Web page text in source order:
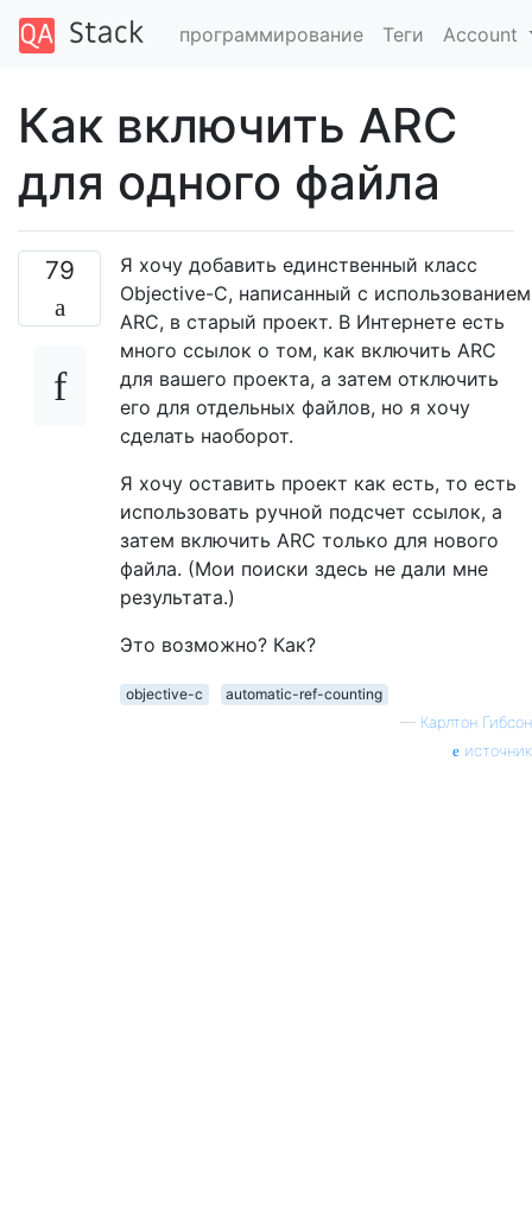
программирование Теги Account
Как включить ARC
для одного файла
79
Я хочу добавить единственный класс
Objective-C, написанный с использованием
ARC, в старый проект. В Интернете есть
много ссылок о том, как включить ARC
для вашего проекта, а затем отключить
его для отдельных файлов, но я хочу
сделать наоборот.
Я хочу оставить проект как есть, то есть
использовать ручной подсчет ссылок, а
затем включить ARC только для нового
файла. (Мои поиски здесь не дали мне
результата.)
Это возможно? Как?
objective-c
automatic-ref-counting
— Карлтон Гибсон
источник